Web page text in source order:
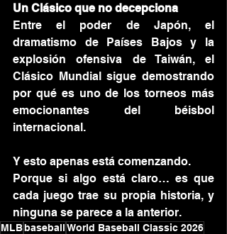
Un Clásico que no decepciona
Entre el poder de Japón, el
dramatismo de Países Bajos y la
explosión ofensiva de Taiwán, el
Clásico Mundial sigue demostrando
por qué es uno de los torneos más
emocionantes del béisbol
internacional.
Y esto apenas está comenzando.
Porque si algo está claro… es que
cada juego trae su propia historia, y
ninguna se parece a la anterior.
MLBbaseballWorld Baseball Classic 2026